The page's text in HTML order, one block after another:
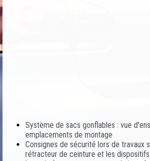
Système de sacs gonflables : vue
emplacements de montage
Consignes de sécurité lors de travaux
rétracteur de ceinture et les